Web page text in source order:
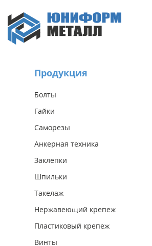
Продукция
Болты
Гайки
Саморезы
Анкерная техника
Заклепки
Шпильки
Такелаж
Нержавеющий крепеж
Пластиковый крепеж
Винты